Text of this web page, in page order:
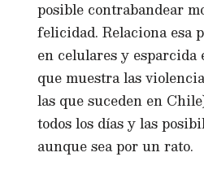
posible contrabandear
felicidad. Relaciona esa
en celulares y esparcida
que muestra las
las que suceden en
todos los días y las
aunque sea por un rato.